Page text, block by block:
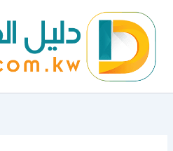
المحتوى